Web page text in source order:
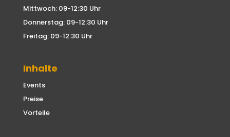
Mittwoch: 09-12:30 Uhr
Donnerstag: 09-12:30 Uhr
Freitag: 09-12:30 Uhr
Inhalte
Events
Preise
Vorteile